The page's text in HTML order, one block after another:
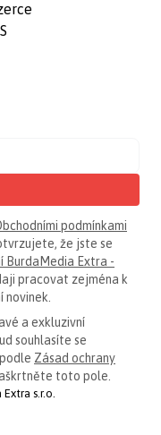
podmínkami
že jste se
BurdaMedia Extra -
pracovat zejména k
a exkluzivní
souhlasíte se
Zásad ochrany
toto pole.
s.r.o.